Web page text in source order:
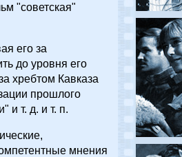
"советская"
его за
до уровня его
хребтом Кавказа
прошлого
и т. д. и т. п.
мнения